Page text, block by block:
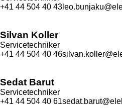
+41 44 504 40 43
Silvan Koller
Servicetechniker
+41 44 504 40 46
Sedat Barut
Servicetechniker
+41 44 504 40 61